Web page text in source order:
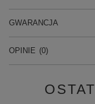
GWARANCJA
OPINIE (0)